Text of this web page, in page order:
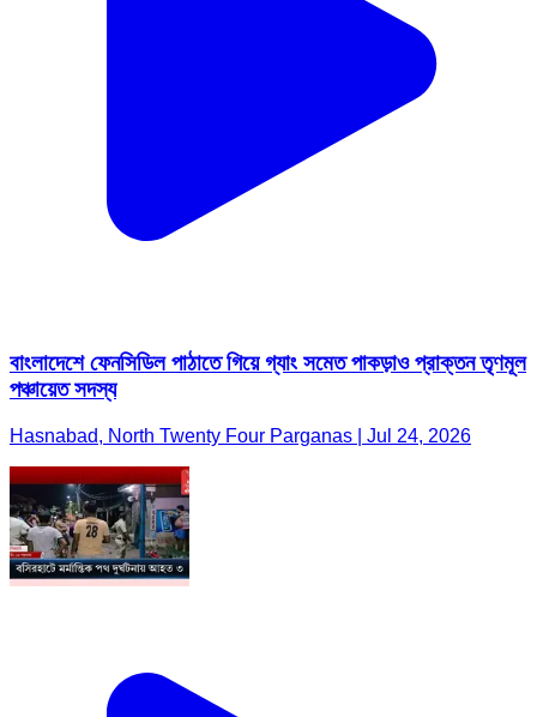
বাংলাদেশে ফেনসিডিল পাঠাতে গিয়ে গ্যাং সমেত পাকড়াও প্রাক্তন তৃণমূল
পঞ্চায়েত সদস্য
Hasnabad, North Twenty Four Parganas | Jul 24, 2026